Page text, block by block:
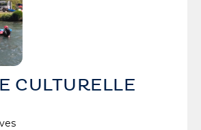
CULTURELLE